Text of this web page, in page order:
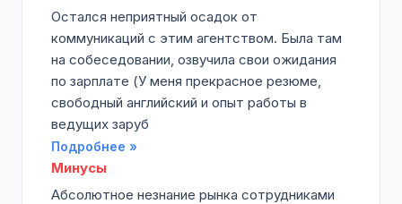
Остался неприятный осадок от
коммуникаций с этим агентством. Была там
на собеседовании, озвучила свои ожидания
по зарплате (У меня прекрасное резюме,
свободный английский и опыт работы в
ведущих заруб
Подробнее »
Минусы
Абсолютное незнание рынка сотрудниками